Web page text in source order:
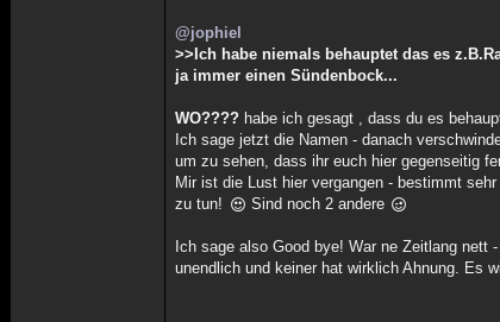
@jophiel
>>Ich habe niemals behauptet das es
ja immer einen Sündenbock...
WO???? habe ich gesagt , dass du es
Ich sage jetzt die Namen - danach
um zu sehen, dass ihr euch hier gegenseitig
Mir ist die Lust hier vergangen - bestimmt
zu tun!
Sind noch 2 andere
Ich sage also Good bye! War ne Zeitlang
unendlich und keiner hat wirklich Ahnung. Es